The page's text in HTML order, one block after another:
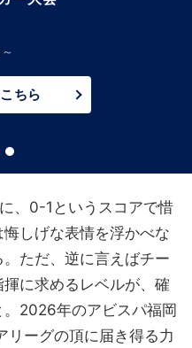
ちら
、0-1というスコアで惜
しげな表情を浮かべな
ただ、逆に言えばチー
に求めるレベルが、確
2026年のアビスパ福岡
リーグの頂に届き得る力